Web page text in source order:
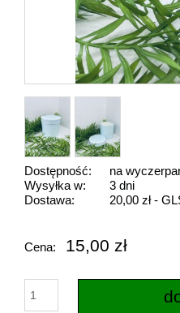
Dostępność:
na
Wysyłka w:
3 dni
Dostawa:
20,00 zł -
Cena nie zawiera
Cena: 15,00 zł